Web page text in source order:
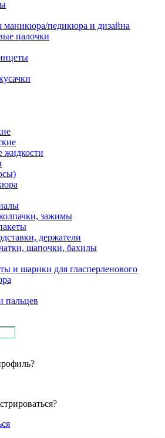
маникюра/педикюра и дизайна
палочки
жидкости
зажимы
держатели
шапочки, бахилы
и шарики для гласперленового
пальцев